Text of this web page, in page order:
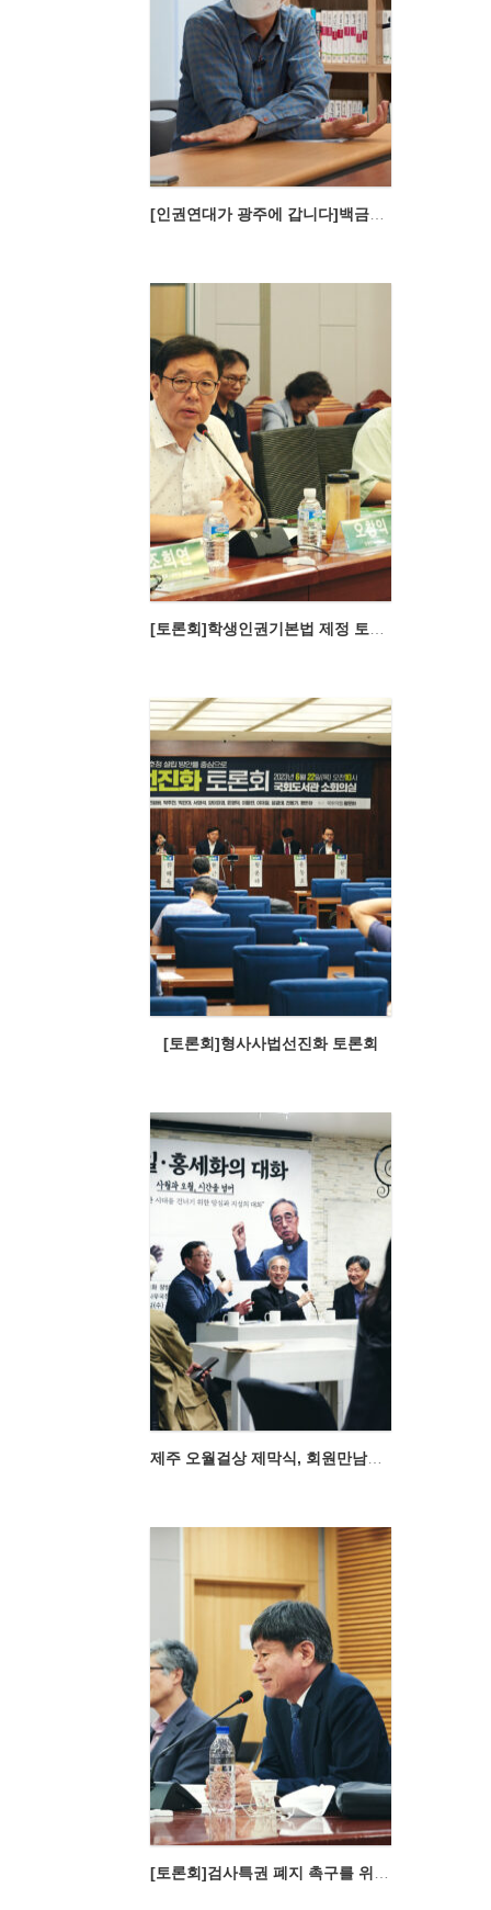
[인권연대가 광주에 갑니다]백금렬이 묻고 오창익이 답하는 이야기 마당
[토론회]형사사법선진화 토론회
제주 오월걸상 제막식, 회원만남의 날